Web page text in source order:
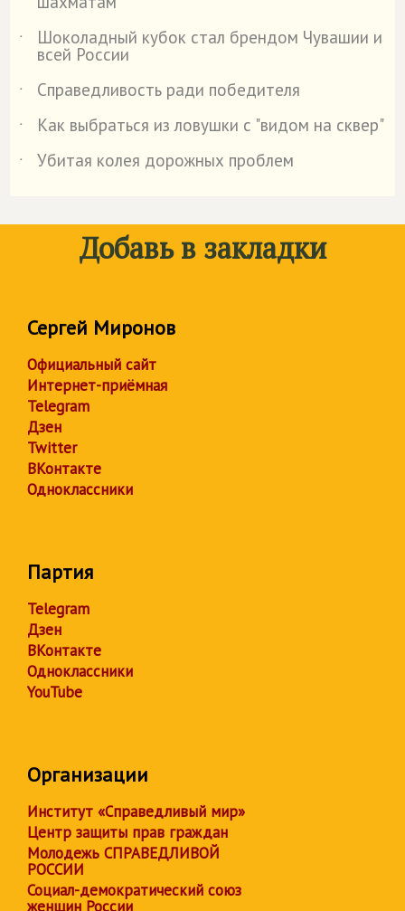
˙
Шоколадный кубок стал брендом Чувашии и
всей России
˙
Справедливость ради победителя
˙
Как выбраться из ловушки с "видом на сквер"
˙
Убитая колея дорожных проблем
Добавь в закладки
Сергей Миронов
Официальный сайт
Интернет-приёмная
Telegram
Дзен
Twitter
ВКонтакте
Одноклассники
Партия
Telegram
Дзен
ВКонтакте
Одноклассники
YouTube
Организации
Институт «Справедливый мир»
Центр защиты прав граждан
Молодежь СПРАВЕДЛИВОЙ
РОССИИ
Социал-демократический союз
женщин России